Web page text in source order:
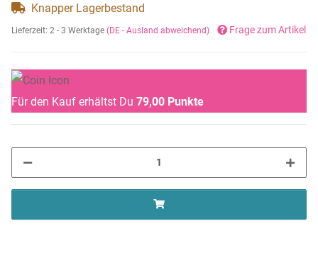
Knapper Lagerbestand
Lieferzeit: 2 - 3 Werktage (DE - Ausland abweichend) Frage zum Artikel
Für den Kauf erhältst Du 79,00 Punkte